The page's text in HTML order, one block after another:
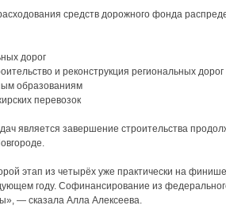
средств дорожного фонда
дорог
и реконструкция региональных дорог
образованиям
перевозок
является завершение строительства
этап из четырёх уже практически на
году. Софинансирование из
— сказала Алла Алексеева.